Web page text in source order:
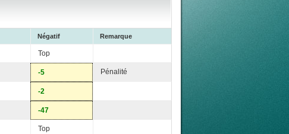
Négatif Remarque
Top
-5 Pénalité
-2
-47
Top